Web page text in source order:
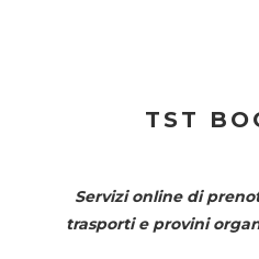
TST
Servizi online di
trasporti e provini